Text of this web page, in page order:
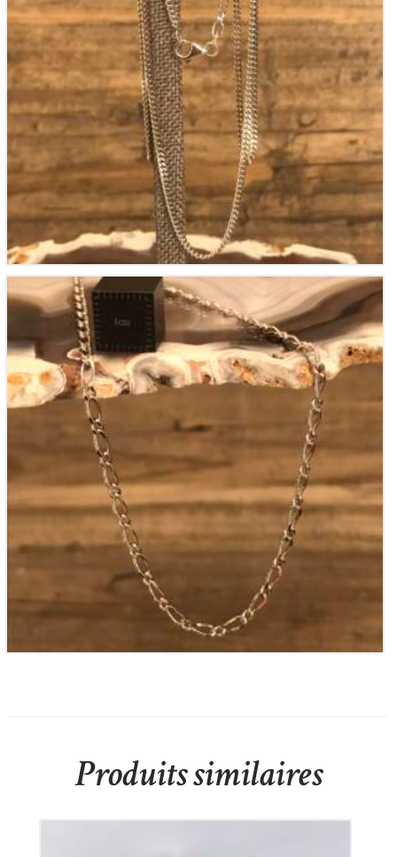
Chaine en Argent
70€
Chaine en Argent
90€
Produits similaires